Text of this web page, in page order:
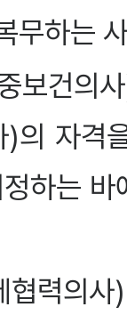
무하는
보건의
)의 자격
하는 바
협력의